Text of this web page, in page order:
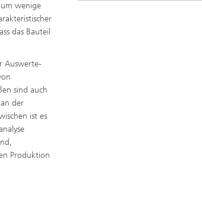
wenige
das Bauteil
Auswerte-
sind auch
der
ist es
Produktion